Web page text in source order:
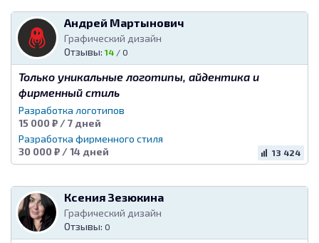
Андрей Мартынович
Графический дизайн
Отзывы: 14 / 0
Только уникальные логотипы, айдентика и
фирменный стиль
Разработка логотипов
15 000 ₽ / 7 дней
Разработка фирменного стиля
30 000 ₽ / 14 дней
13 424
Ксения Зезюкина
Графический дизайн
Отзывы: 0